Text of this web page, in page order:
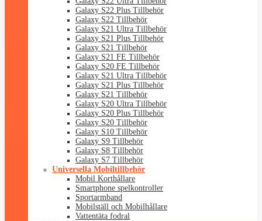
Galaxy S22 Plus Tillbehör
Galaxy S22 Tillbehör
Galaxy S21 Ultra Tillbehör
Galaxy S21 Plus Tillbehör
Galaxy S21 Tillbehör
Galaxy S21 FE Tillbehör
Galaxy S20 FE Tillbehör
Galaxy S21 Ultra Tillbehör
Galaxy S21 Plus Tillbehör
Galaxy S21 Tillbehör
Galaxy S20 Ultra Tillbehör
Galaxy S20 Plus Tillbehör
Galaxy S20 Tillbehör
Galaxy S10 Tillbehör
Galaxy S9 Tillbehör
Galaxy S8 Tillbehör
Galaxy S7 Tillbehör
Universella Mobiltillbehör
Mobil Korthållare
Smartphone spelkontroller
Sportarmband
Mobilställ och Mobilhållare
Vattentäta fodral